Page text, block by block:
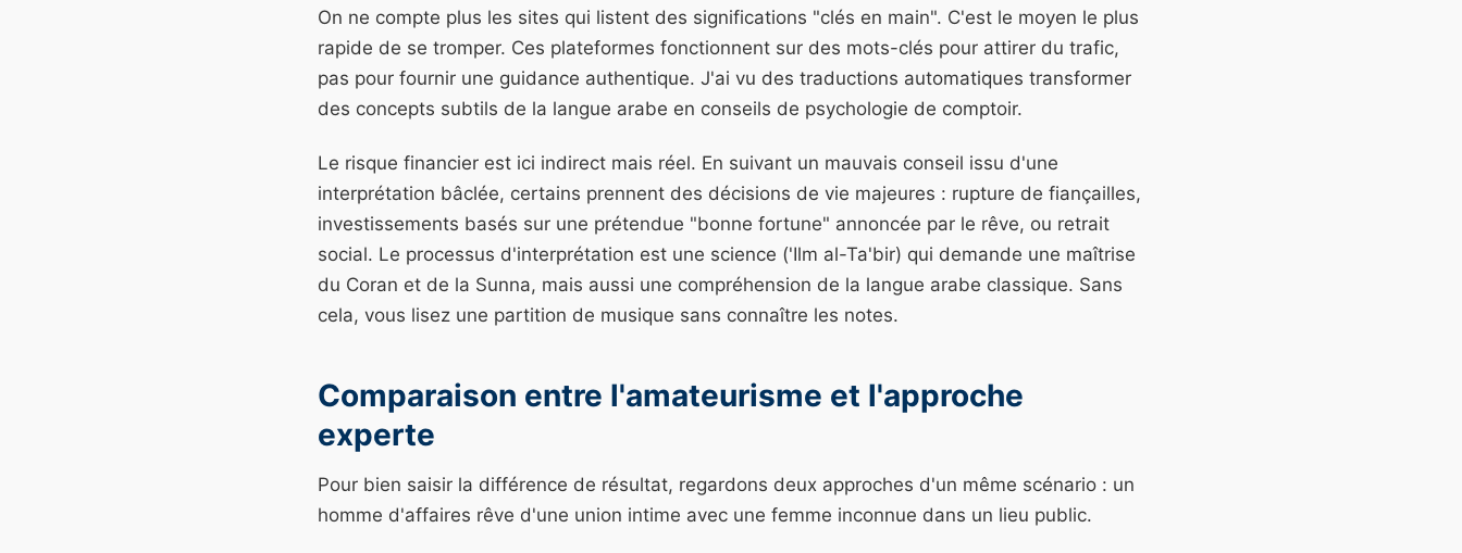
On ne compte plus les sites qui listent des significations "clés en main". C'est le moyen le plus
rapide de se tromper. Ces plateformes fonctionnent sur des mots-clés pour attirer du trafic,
pas pour fournir une guidance authentique. J'ai vu des traductions automatiques transformer
des concepts subtils de la langue arabe en conseils de psychologie de comptoir.
Le risque financier est ici indirect mais réel. En suivant un mauvais conseil issu d'une
interprétation bâclée, certains prennent des décisions de vie majeures : rupture de fiançailles,
investissements basés sur une prétendue "bonne fortune" annoncée par le rêve, ou retrait
social. Le processus d'interprétation est une science ('Ilm al-Ta'bir) qui demande une maîtrise
du Coran et de la Sunna, mais aussi une compréhension de la langue arabe classique. Sans
cela, vous lisez une partition de musique sans connaître les notes.
Comparaison entre l'amateurisme et l'approche
experte
Pour bien saisir la différence de résultat, regardons deux approches d'un même scénario : un
homme d'affaires rêve d'une union intime avec une femme inconnue dans un lieu public.